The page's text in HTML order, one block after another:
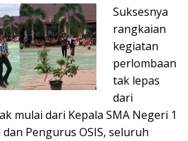
Suksesnya
rangkaian
kegiatan
perlombaan
tak lepas
dari
mulai dari Kepala SMA Negeri 1
Pengurus OSIS, seluruh